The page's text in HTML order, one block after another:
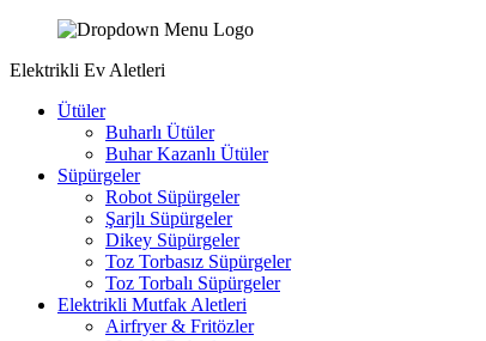
Elektrikli Ev Aletleri
Ütüler
Buharlı Ütüler
Buhar Kazanlı Ütüler
Süpürgeler
Robot Süpürgeler
Şarjlı Süpürgeler
Dikey Süpürgeler
Toz Torbasız Süpürgeler
Toz Torbalı Süpürgeler
Elektrikli Mutfak Aletleri
Airfryer & Fritözler